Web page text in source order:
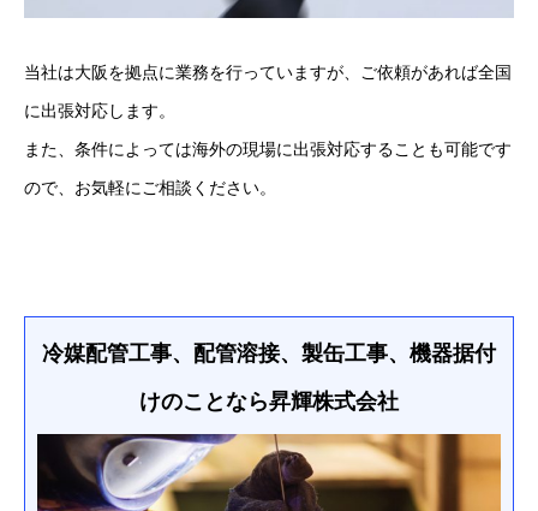
当社は大阪を拠点に業務を行っていますが、ご依頼があれば全国
に出張対応します。
また、条件によっては海外の現場に出張対応することも可能です
ので、お気軽にご相談ください。
冷媒配管工事、配管溶接、製缶工事、機器据付
けのことなら昇輝株式会社